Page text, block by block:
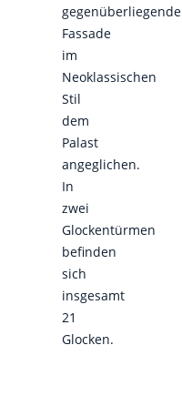
gegenüberliegende
Fassade
im
Neoklassischen
Stil
dem
Palast
angeglichen.
In
zwei
Glockentürmen
befinden
sich
insgesamt
21
Glocken.